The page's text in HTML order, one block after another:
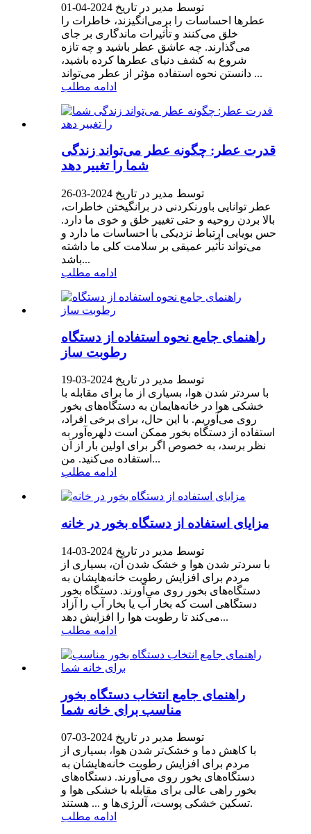
توسط مدیر در تاریخ 2024-04-01
عطرها احساسات را برمی‌انگیزند، خاطرات را
خلق می‌کنند و تأثیرات ماندگاری بر جای
می‌گذارند. چه عاشق عطر باشید و چه تازه
شروع به کشف دنیای عطرها کرده باشید،
دانستن نحوه استفاده مؤثر از عطر می‌تواند ...
ادامه مطلب
قدرت عطر: چگونه عطر می‌تواند زندگی
شما را تغییر دهد
توسط مدیر در تاریخ 2024-03-26
عطر توانایی باورنکردنی در برانگیختن خاطرات،
بالا بردن روحیه و حتی تغییر خلق و خوی ما دارد.
حس بویایی ارتباط نزدیکی با احساسات ما دارد و
می‌تواند تأثیر عمیقی بر سلامت کلی ما داشته
باشد...
ادامه مطلب
راهنمای جامع نحوه استفاده از دستگاه
رطوبت ساز
توسط مدیر در تاریخ 2024-03-19
با سردتر شدن هوا، بسیاری از ما برای مقابله با
خشکی هوا در خانه‌هایمان به دستگاه‌های بخور
روی می‌آوریم. با این حال، برای برخی افراد،
استفاده از دستگاه بخور ممکن است دلهره‌آور به
نظر برسد، به خصوص اگر برای اولین بار از آن
استفاده می‌کنید. من...
ادامه مطلب
مزایای استفاده از دستگاه بخور در خانه
توسط مدیر در تاریخ 2024-03-14
با سردتر شدن هوا و خشک شدن آن، بسیاری از
مردم برای افزایش رطوبت خانه‌هایشان به
دستگاه‌های بخور روی می‌آورند. دستگاه بخور
دستگاهی است که بخار آب یا بخار آب را آزاد
می‌کند تا رطوبت هوا را افزایش دهد...
ادامه مطلب
راهنمای جامع انتخاب دستگاه بخور
مناسب برای خانه شما
توسط مدیر در تاریخ 2024-03-07
با کاهش دما و خشک‌تر شدن هوا، بسیاری از
مردم برای افزایش رطوبت خانه‌هایشان به
دستگاه‌های بخور روی می‌آورند. دستگاه‌های
بخور راهی عالی برای مقابله با خشکی هوا و
تسکین خشکی پوست، آلرژی‌ها و ... هستند.
ادامه مطلب